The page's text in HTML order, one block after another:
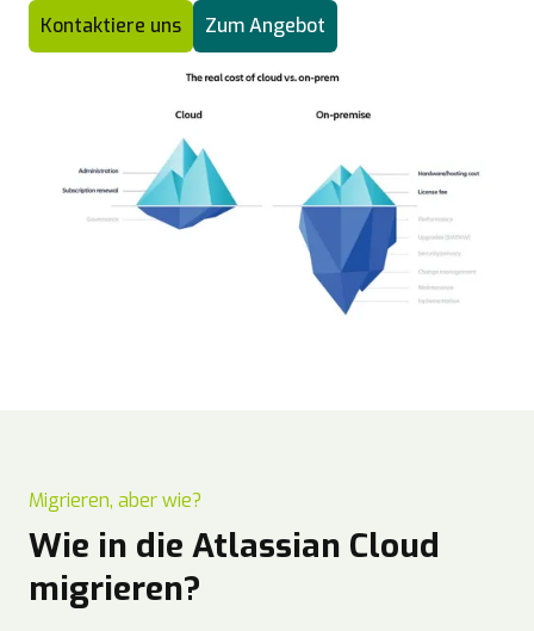
Kontaktiere uns Zum Angebot
Migrieren, aber wie?
Wie in die Atlassian Cloud
migrieren?